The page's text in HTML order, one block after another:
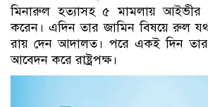
মিনারুল হত্যাসহ ৫ মামলায় আইভীর
করেন। এদিন তার জামিন বিষয়ে রুল
রায় দেন আদালত। পরে একই দিন তার
আবেদন করে রাষ্ট্রপক্ষ।